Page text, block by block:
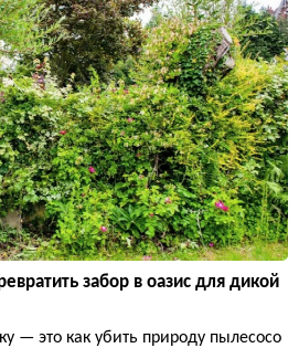
забор в оазис для дикой
— это как убить природу пылесосо